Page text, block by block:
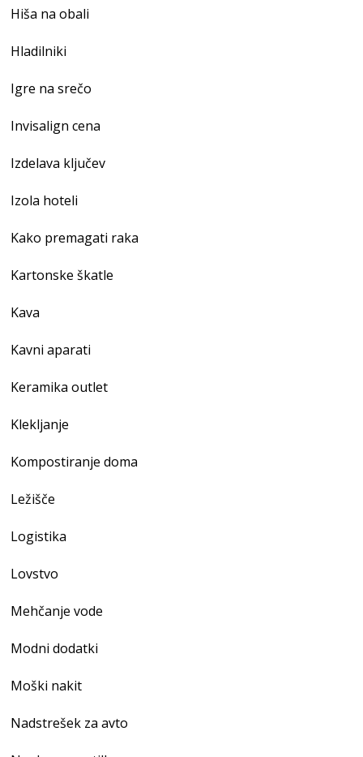
Hiša na obali
Hladilniki
Igre na srečo
Invisalign cena
Izdelava ključev
Izola hoteli
Kako premagati raka
Kartonske škatle
Kava
Kavni aparati
Keramika outlet
Klekljanje
Kompostiranje doma
Ležišče
Logistika
Lovstvo
Mehčanje vode
Modni dodatki
Moški nakit
Nadstrešek za avto